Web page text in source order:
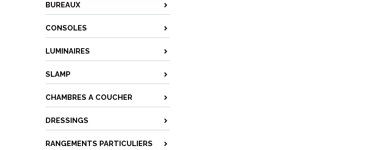
BUREAUX
CONSOLES
LUMINAIRES
SLAMP
CHAMBRES A COUCHER
DRESSINGS
RANGEMENTS PARTICULIERS